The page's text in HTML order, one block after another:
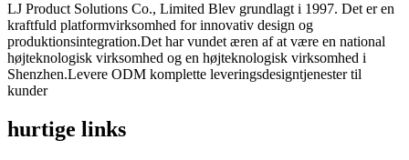
LJ Product Solutions Co., Limited Blev grundlagt i 1997. Det er en
kraftfuld platformvirksomhed for innovativ design og
produktionsintegration.Det har vundet æren af ​​at være en national
højteknologisk virksomhed og en højteknologisk virksomhed i
Shenzhen.Levere ODM komplette leveringsdesigntjenester til
kunder
hurtige links